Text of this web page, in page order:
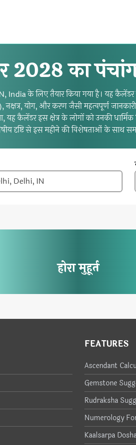
2028 का
के लिए तैयार किया गया है। यह कैलेंडर
नक्षत्र, योग, और करण जैसी महत्वपूर्ण
इस क्षेत्र के लोगों को उनकी धार्मिक
दृष्टि से इस महीने की विशेषताओं के साथ
होरा मुहूर्त
FEATURES
Ascendant
Gemstone
Rudraksha
Numerology
Kaalsarpa